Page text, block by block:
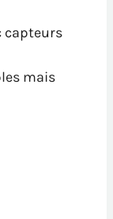
capteurs
mais